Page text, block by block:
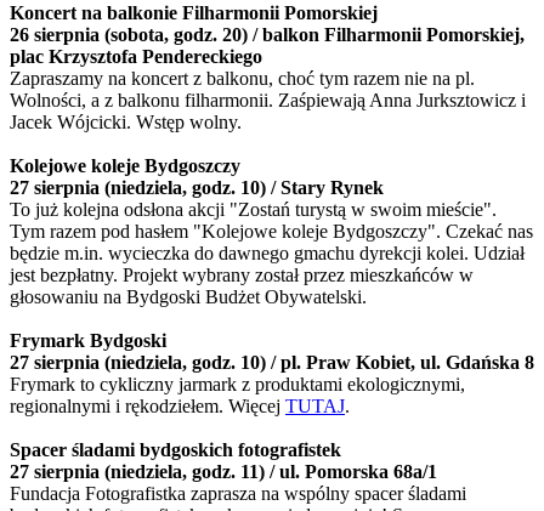
Koncert na balkonie Filharmonii Pomorskiej
26 sierpnia (sobota, godz. 20) / balkon Filharmonii Pomorskiej,
plac Krzysztofa Pendereckiego
Zapraszamy na koncert z balkonu, choć tym razem nie na pl.
Wolności, a z balkonu filharmonii. Zaśpiewają Anna Jurksztowicz i
Jacek Wójcicki. Wstęp wolny.
Kolejowe koleje Bydgoszczy
27 sierpnia (niedziela, godz. 10) / Stary Rynek
To już kolejna odsłona akcji "Zostań turystą w swoim mieście".
Tym razem pod hasłem "Kolejowe koleje Bydgoszczy". Czekać nas
będzie m.in. wycieczka do dawnego gmachu dyrekcji kolei. Udział
jest bezpłatny. Projekt wybrany został przez mieszkańców w
głosowaniu na Bydgoski Budżet Obywatelski.
Frymark Bydgoski
27 sierpnia (niedziela, godz. 10) / pl. Praw Kobiet, ul. Gdańska 8
Frymark to cykliczny jarmark z produktami ekologicznymi,
regionalnymi i rękodziełem. Więcej TUTAJ.
Spacer śladami bydgoskich fotografistek
27 sierpnia (niedziela, godz. 11) / ul. Pomorska 68a/1
Fundacja Fotografistka zaprasza na wspólny spacer śladami